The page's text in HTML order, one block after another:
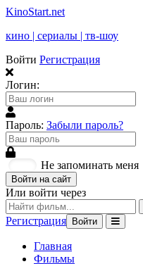
KinoStart.net
кино | сериалы | тв-шоу
Войти Регистрация
Логин:
Пароль: Забыли пароль?
Не запоминать меня
Войти на сайт
Или войти через
Регистрация Войти
Главная
Фильмы